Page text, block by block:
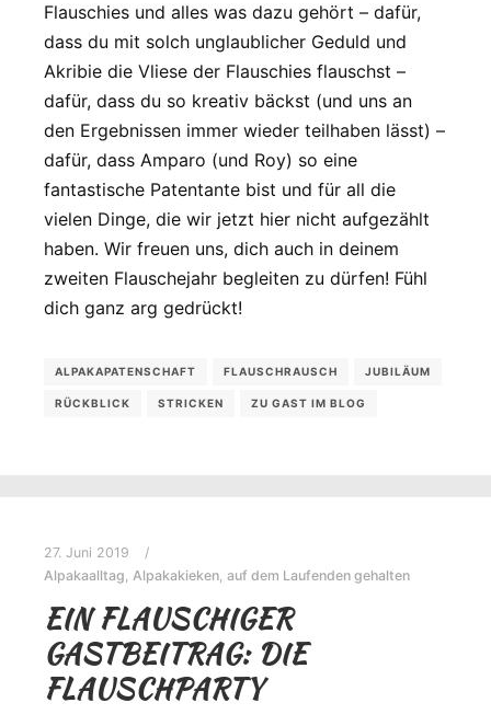
Flauschies und alles was dazu gehört – dafür,
dass du mit solch unglaublicher Geduld und
Akribie die Vliese der Flauschies flauschst –
dafür, dass du so kreativ bäckst (und uns an
den Ergebnissen immer wieder teilhaben lässt) –
dafür, dass Amparo (und Roy) so eine
fantastische Patentante bist und für all die
vielen Dinge, die wir jetzt hier nicht aufgezählt
haben. Wir freuen uns, dich auch in deinem
zweiten Flauschejahr begleiten zu dürfen! Fühl
dich ganz arg gedrückt!
ALPAKAPATENSCHAFT FLAUSCHRAUSCH JUBILÄUM
RÜCKBLICK STRICKEN ZU GAST IM BLOG
27. Juni 2019
Alpakaalltag, Alpakakieken, auf dem Laufenden gehalten
EIN FLAUSCHIGER
GASTBEITRAG: DIE
FLAUSCHPARTY